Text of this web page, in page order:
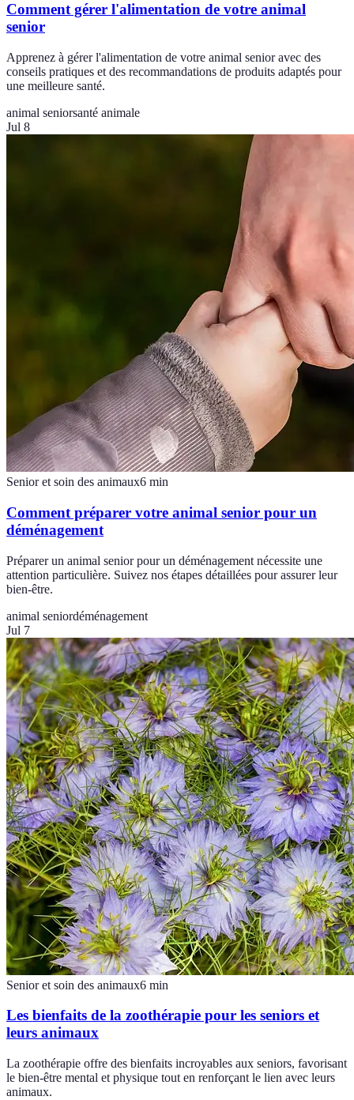
Comment gérer l'alimentation de votre animal
senior
Apprenez à gérer l'alimentation de votre animal senior avec des
conseils pratiques et des recommandations de produits adaptés pour
une meilleure santé.
animal seniorsanté animale
Jul 8
Senior et soin des animaux6 min
Comment préparer votre animal senior pour un
déménagement
Préparer un animal senior pour un déménagement nécessite une
attention particulière. Suivez nos étapes détaillées pour assurer leur
bien-être.
animal seniordéménagement
Jul 7
Senior et soin des animaux6 min
Les bienfaits de la zoothérapie pour les seniors et
leurs animaux
La zoothérapie offre des bienfaits incroyables aux seniors, favorisant
le bien-être mental et physique tout en renforçant le lien avec leurs
animaux.